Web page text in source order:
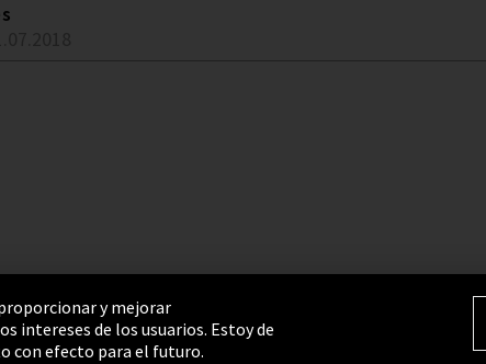
Términos y Condiciones
y mejorar
intereses de los usuarios. Estoy de
con efecto para el futuro.